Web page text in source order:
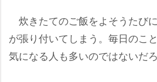
炊きたてのご飯をよそうたび
が張り付いてしまう。毎日のこ
気になる人も多いのではないだろ